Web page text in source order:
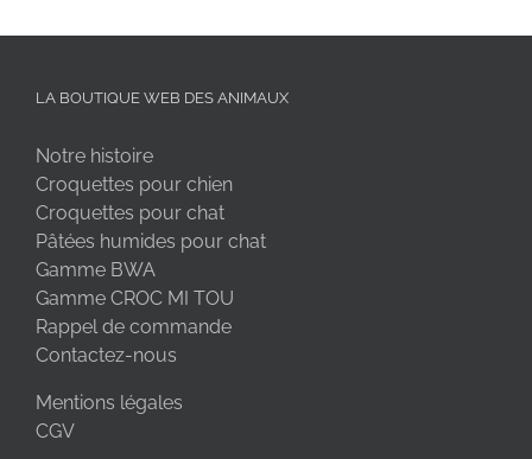
LA BOUTIQUE WEB DES ANIMAUX
Notre histoire
Croquettes pour chien
Croquettes pour chat
Pâtées humides pour chat
Gamme BWA
Gamme CROC MI TOU
Rappel de commande
Contactez-nous
Mentions légales
CGV